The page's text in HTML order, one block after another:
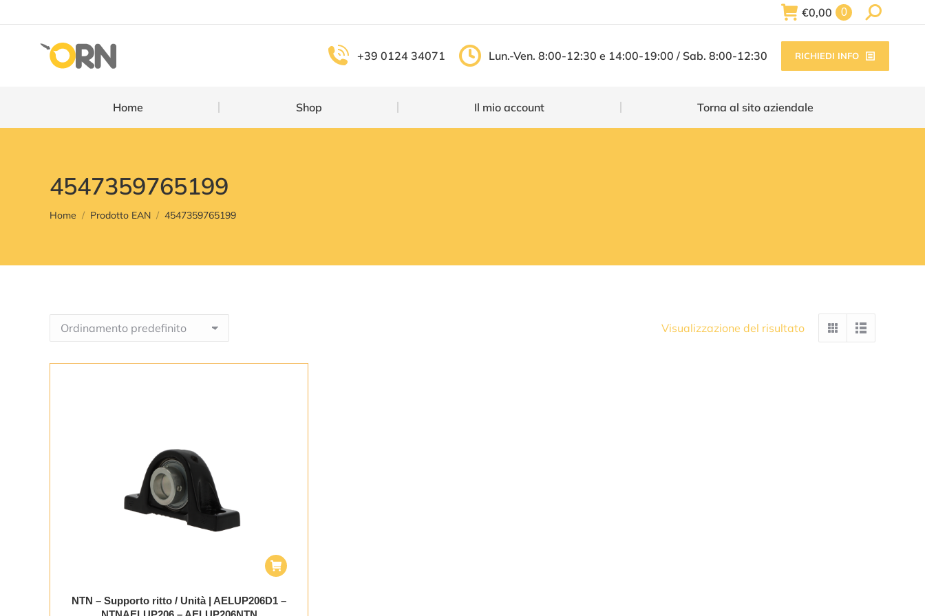
€0,00 0 Search:
+39 0124 34071 Lun.-Ven. 8:00-12:30 e 14:00-19:00 / Sab. 8:00-12:30 RICHIEDI INFO
Home Shop Il mio account Torna al sito aziendale
4547359765199
You are here:
Home Prodotto EAN 4547359765199
Visualizzazione del risultato
NTN – Supporto ritto / Unità | AELUP206D1 –
Torna al sito aziendale